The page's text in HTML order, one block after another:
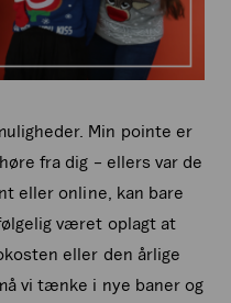
Min pointe er
fra dig – ellers var de
eller online, kan bare
været oplagt at
eller den årlige
vi tænke i nye baner og